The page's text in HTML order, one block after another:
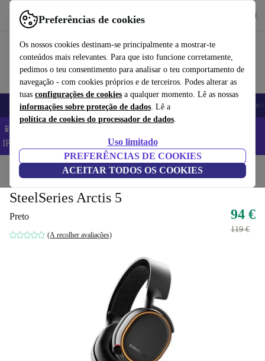
Preferências de cookies
Os nossos cookies destinam-se principalmente a mostrar-te
conteúdos mais relevantes. Para que isto funcione corretamente,
pedimos o teu consentimento para analisar o teu comportamento de
navegação - com cookies próprios e de terceiros. Podes alterar as
tuas configurações de cookies a qualquer momento. Lê as nossas
informações sobre proteção de dados. Lê a
política de cookies do processador de dados.
Uso limitado
PREFERÊNCIAS DE COOKIES
ACEITAR TODOS OS COOKIES
Use o refurbed de forma rápida e fácil
Telemóveis Computadores Portáteis Tablets
📱 Poupa 5% EXTRA em todos os iPhones – Código:
IPHONEDEAL –
Início Áudio Auriculares
SteelSeries Arctis 5
Preto
(A recolher avaliações)
94 €
119 €